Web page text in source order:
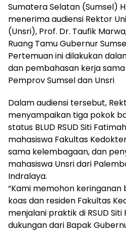
media
siber
lebih
eksklusif,
bergaya
trendi,
mengandung
unsur
gaya
hidup,
hiburan,
bebas
SARA,
narkoba
dan
berita
asusila
Media
Cetak
Sumatera Selatan (Sumsel)
menerima audiensi Rektor
(Unsri), Prof. Dr. Taufik
Ruang Tamu Gubernur
Pertemuan ini dilakukan
dan pembahasan kerja
Pemprov Sumsel dan Unsri
Dalam audiensi tersebut,
menyampaikan tiga pokok
status BLUD RSUD Siti
mahasiswa Fakultas
sama kelembagaan, dan
mahasiswa Unsri dari
Indralaya.
“Kami memohon keringanan
koas dan residen Fakultas
menjalani praktik di RSUD
dukungan dari Bapak